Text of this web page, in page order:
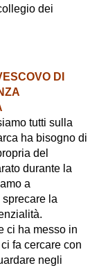
dei
DI
tutti sulla
ha bisogno di
del
durante la
a
la
ci ha messo in
fa cercare con
negli